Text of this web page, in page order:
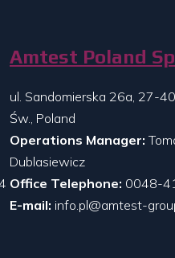
Amtest Poland
ul. Sandomierska 26a, 27-
Św., Poland
Operations Manager:
Dublasiewicz
Office Telephone: 0048-
E-mail: info.pl@amtest-